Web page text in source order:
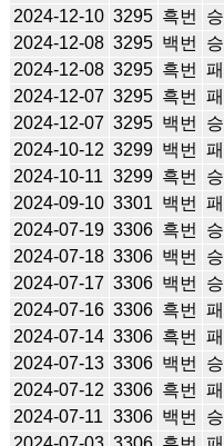
2024-12-10 3295 흑번 승
2024-12-08 3295 백번 승
2024-12-08 3295 흑번 패
2024-12-07 3295 흑번 패
2024-12-07 3295 백번 승
2024-10-12 3299 백번 패
2024-10-11 3299 흑번 승
2024-09-10 3301 백번 패
2024-07-19 3306 흑번 승
2024-07-18 3306 백번 승
2024-07-17 3306 백번 승
2024-07-16 3306 흑번 패
2024-07-14 3306 흑번 패
2024-07-13 3306 백번 승
2024-07-12 3306 흑번 패
2024-07-11 3306 백번 승